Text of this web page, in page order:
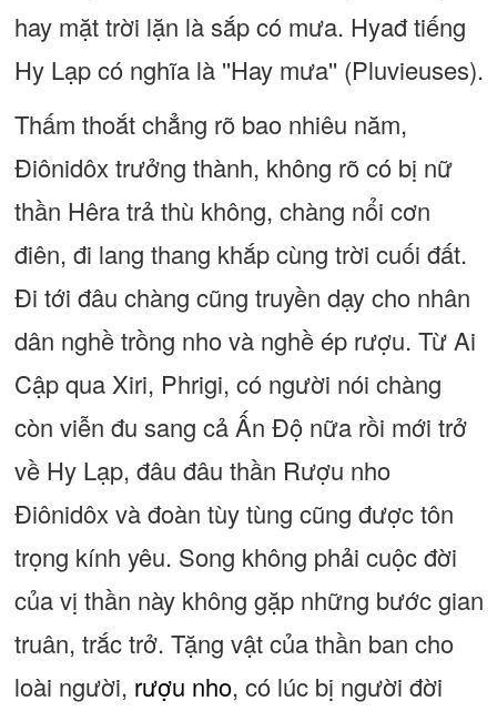
hay mặt trời lặn là sắp có mưa. Hyađ tiếng
Hy Lạp có nghĩa là ''Hay mưa'' (Pluvieuses).
Thấm thoắt chẳng rõ bao nhiêu năm,
Điônidôx trưởng thành, không rõ có bị nữ
thần Hêra trả thù không, chàng nổi cơn
điên, đi lang thang khắp cùng trời cuối đất.
Đi tới đâu chàng cũng truyền dạy cho nhân
dân nghề trồng nho và nghề ép rượu. Từ Ai
Cập qua Xiri, Phrigi, có người nói chàng
còn viễn đu sang cả Ấn Độ nữa rồi mới trở
về Hy Lạp, đâu đâu thần Rượu nho
Điônidôx và đoàn tùy tùng cũng được tôn
trọng kính yêu. Song không phải cuộc đời
của vị thần này không gặp những bước gian
truân, trắc trở. Tặng vật của thần ban cho
loài người, rượu nho, có lúc bị người đời